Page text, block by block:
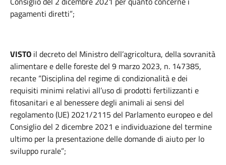
pagamenti diretti”;
VISTO il decreto del Ministro dell’agricoltura, della sovranità
alimentare e delle foreste del 9 marzo 2023, n. 147385,
recante “Disciplina del regime di condizionalità e dei
requisiti minimi relativi all’uso di prodotti fertilizzanti e
fitosanitari e al benessere degli animali ai sensi del
regolamento (UE) 2021/2115 del Parlamento europeo e del
Consiglio del 2 dicembre 2021 e individuazione del termine
ultimo per la presentazione delle domande di aiuto per lo
sviluppo rurale”;